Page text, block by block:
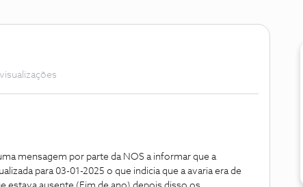
mensagem por parte da NOS a informar que a
para 03-01-2025 o que indicia que a avaria era de